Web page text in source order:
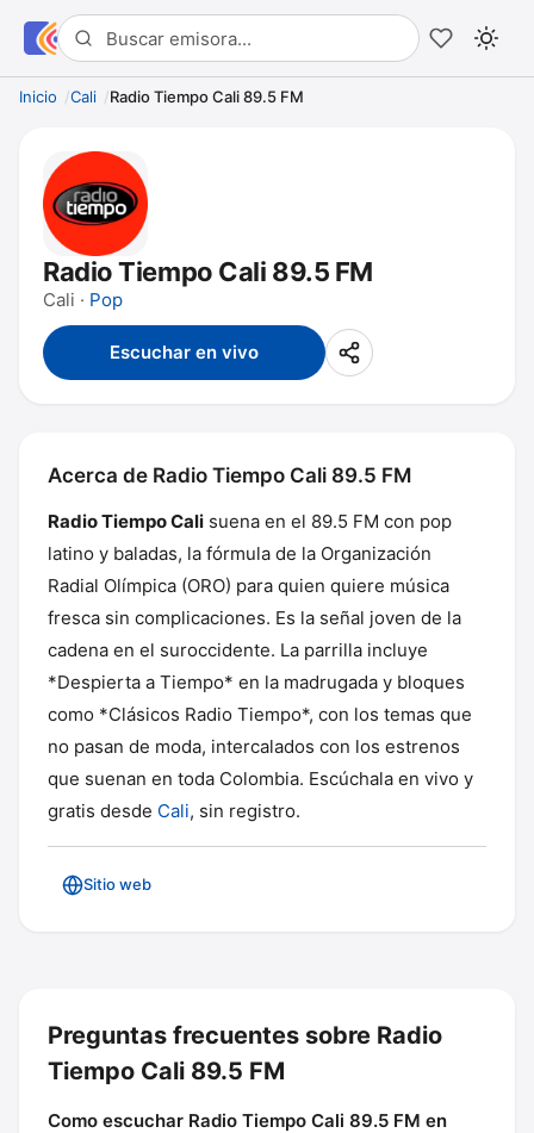
Inicio Cali Radio Tiempo Cali 89.5 FM
Radio Tiempo Cali 89.5 FM
Cali · Pop
Escuchar en vivo
Acerca de Radio Tiempo Cali 89.5 FM
Radio Tiempo Cali suena en el 89.5 FM con pop
latino y baladas, la fórmula de la Organización
Radial Olímpica (ORO) para quien quiere música
fresca sin complicaciones. Es la señal joven de la
cadena en el suroccidente. La parrilla incluye
*Despierta a Tiempo* en la madrugada y bloques
como *Clásicos Radio Tiempo*, con los temas que
no pasan de moda, intercalados con los estrenos
que suenan en toda Colombia. Escúchala en vivo y
gratis desde Cali, sin registro.
Sitio web
Preguntas frecuentes sobre Radio
Tiempo Cali 89.5 FM
Como escuchar Radio Tiempo Cali 89.5 FM en